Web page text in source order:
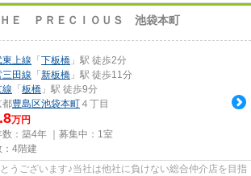
ＨＥ ＰＲＥＣＩＯＵＳ 池袋本町
東上線 「 下板橋 」駅 徒歩2分
三田線 「 新板橋 」駅 徒歩11分
線 「 板橋 」駅 徒歩9分
都豊島区池袋本町 ４丁目
万円
：築4年 ｜募集中： 1室
：4階建
うございます♪当社は他社に負けない総合仲介店を目指